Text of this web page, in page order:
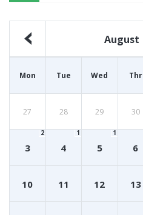
August
Mon Tue Wed Thr
27 28 29 30
3
2
4
1
5
1
6
10 11 12 13